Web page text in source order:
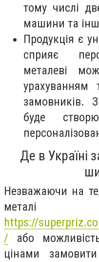
тому числі
машини та
Продукція є
сприяє
металеві
замовників.
буде
Де в Україні
Незважаючи на
металі
https://
/ або
цінами